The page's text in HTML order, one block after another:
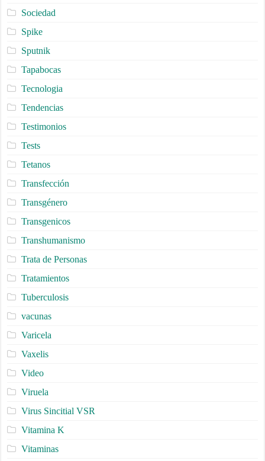
Sociedad
Spike
Sputnik
Tapabocas
Tecnologia
Tendencias
Testimonios
Tests
Tetanos
Transfección
Transgénero
Transgenicos
Transhumanismo
Trata de Personas
Tratamientos
Tuberculosis
vacunas
Varicela
Vaxelis
Video
Viruela
Virus Sincitial VSR
Vitamina K
Vitaminas